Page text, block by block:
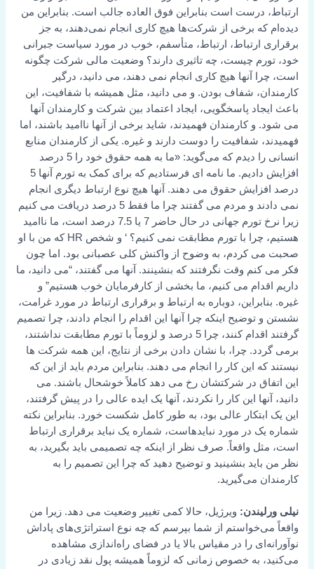
ارتباط، درست است بنابراین فوق العاده جالب است. بنابراین من
دیده‌ام که برخی از شرکت‌ها هیچ کاری انجام نمی‌دهند، به جز
برقراری ارتباط، ارتباط، متأسفم، خوب در مورد سیاست جبرانی
خود، تورم چیست، چه تاثیری دارند؟ وضعیت مالی شرکت چگونه
است، چرا آنها هیچ کاری انجام نمی دهند، می دانید، درگیر
کارمندان، شفاف بودن. و می دانید، مثل همیشه با شفافیت، این
باعث ایجاد پاسخگویی، ایجاد اعتماد بین شرکت و کارمندان آنها
می شود. و کارمندان فهمیدند، شاید برخی از آنها ناامید باشند، اما
فهمیدند، شفافیت را دوست دارند و غیره. یکی از کارمندان منابع
انسانی را دیدم که می‌گوید: «ما به همه حقوق خود را 5 درصد
افزایش دادیم. ما نامه ای فرستادیم که برای کمک به تورم آنها 5
درصد افزایش حقوق می دهند. آنها هیچ نوع ارتباط دیگری انجام
نمی دادند و مردم می گفتند چرا ما فقط 5 درصد دریافت می کنیم
زیرا نرخ تورم جهانی در حال حاضر 7 یا 7.5 درصد است، ما ناامید
هستیم، چرا با تورم مطابقت نمی کنیم؟ ‘ و شخص HR که من با او
صحبت می کردم، به وضوح از واکنش کلی عصبانی بود. اما چون
فکر می کنم وقت نگرفتند که بنشینند. آنها می گفتند، “می دانید، ما
داریم اقدام می کنیم، ما بخشی از کارفرمایان خوب هستیم” و
غیره. بنابراین، دوباره به ارتباط و برقراری ارتباط در مورد غرامت،
نشستن و توضیح اینکه چرا آنها این اقدام را انجام دادند، چرا تصمیم
گرفتند اقدام کنند، چرا 5 درصد و لزوماً با تورم مطابقت نداشتند،
برمی گردد. چرا، با نشان دادن برخی از نتایج، این همه شرکت ها
نیستند که این کار را انجام می دهند. بنابراین مردم باید از این که
این اتفاق در شرکتشان رخ می دهد کاملاً خوشحال باشند. می
دانید، آنها این کار را نکردند، آنها یک ایده عالی را در پیش گرفتند،
این یک ابتکار عالی بود، به طور کامل شکست خورد. بنابراین نکته
شماره یک در مورد نبایدهاست، شماره یک نباید برقراری ارتباط
است، مثل واقعاً. صرف نظر از اینکه چه تصمیمی باید بگیرید، به
نظر من باید بنشینید و توضیح دهید که چرا این تصمیم را به
کارمندان می‌گیرید.
نیلی ورلیندن: ویرژیل، حالا کمی تغییر وضعیت می دهد. زیرا من
واقعاً می‌خواستم از شما بپرسم که چه نوع استراتژی‌های پاداش
نوآورانه‌ای را در مقیاس بالا یا در فضای راه‌اندازی مشاهده
می‌کنید، به خصوص زمانی که لزوماً همیشه پول نقد زیادی در